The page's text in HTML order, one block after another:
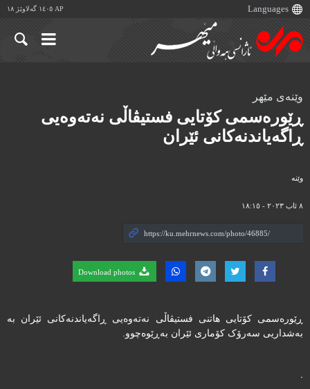
AP ١٤٠٥ گەلاوێژ ١٨
وێنه‌
٨ ئاب ٢٠٢٣ - ١٨:١٥
Download photos
وێنەی مێهر
ڕێورەسمی کۆتایی فستیڤاڵی نەتەوەیی
ڕاگەیاندنەکانی ئێران
ڕێورەسمی کۆتایی هاتنی فستیڤاڵی نەتەوەیی ڕاگەیاندنەکانی ئێران بە
بەشداریی سەرۆک‌ کۆماری ئێران بەڕێوەچوو.
.